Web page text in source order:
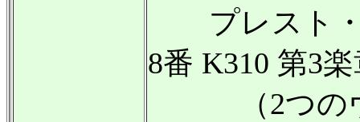
プレスト・
8番 K310 第3
（2つのヴ